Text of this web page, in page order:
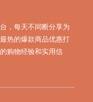
，每天不间断分享为
热的爆款商品优惠打
购物经验和实用信